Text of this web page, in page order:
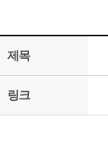
제목
링크